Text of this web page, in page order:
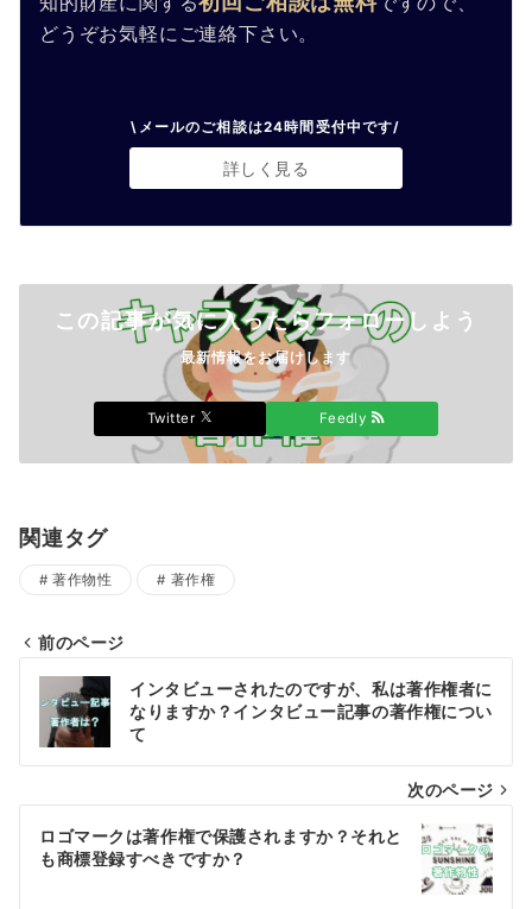
どうぞお気軽にご連絡下さい。
\メールのご相談は24時間受付中です/
詳しく見る
この記事が気に入ったらフォローしよう
最新情報をお届けします
Twitter Feedly
関連タグ
著作物性 著作権
投
稿
ナ
ビ
ゲ
前のページ
インタビューされたのですが、私は著作権者に
なりますか？インタビュー記事の著作権につい
て
次のページ
ロゴマークは著作権で保護されますか？それと
も商標登録すべきですか？